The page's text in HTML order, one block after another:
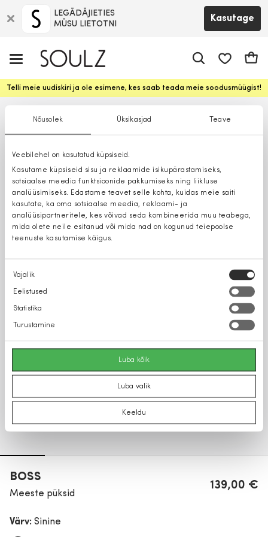
Nõusolek Üksikasjad Teave
Veebilehel on kasutatud küpsiseid.
Kasutame küpsiseid sisu ja reklaamide isikupärastamiseks,
sotsiaalse meedia funktsioonide pakkumiseks ning liikluse
analüüsimiseks. Edastame teavet selle kohta, kuidas meie saiti
kasutate, ka oma sotsiaalse meedia, reklaami- ja
analüüsipartneritele, kes võivad seda kombineerida muu teabega,
mida olete neile esitanud või mida nad on kogunud teiepoolse
teenuste kasutamise käigus.
Nõusoleku
valik
Vajalik
Eelistused
Statistika
Turustamine
Luba kõik
Luba valik
Keeldu
LEGĀDĀJIETIES
MŪSU LIETOTNI
Kasutage
Telli meie uudiskiri ja ole esimene, kes saab teada meie soodusmüügist!
BOSS
Meeste püksid
139,00 €
Värv: Sinine